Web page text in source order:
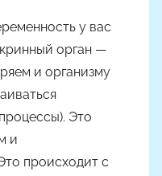
у вас
орган —
и организму
Это
и
происходит с